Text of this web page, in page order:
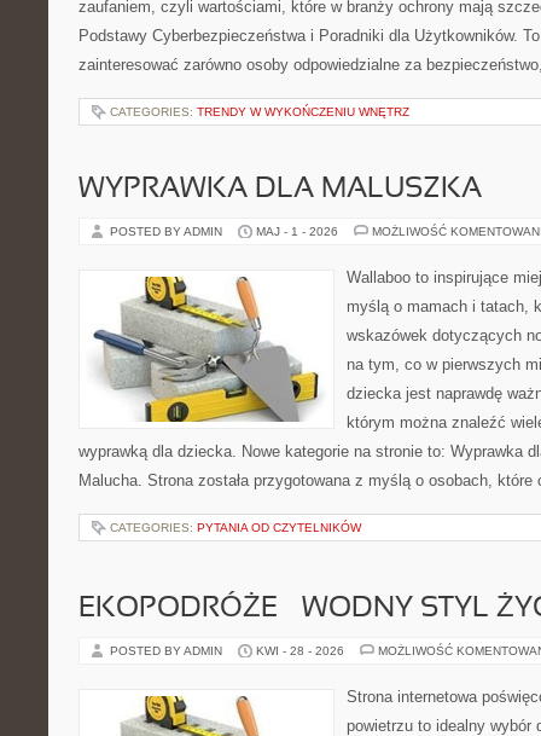
zaufaniem, czyli wartościami, które w branży ochrony mają
Podstawy Cyberbezpieczeństwa i Poradniki dla Użytkowników.
zainteresować zarówno osoby odpowiedzialne za
CATEGORIES: TRENDY W WYKOŃCZENIU WNĘTRZ
WYPRAWKA DLA MALUSZKA
POSTED BY ADMIN MAJ - 1 - 2026 MOŻLIWOŚĆ
Wallaboo to inspirujące
myślą o mamach i tatach,
wskazówek dotyczących
na tym, co w pierwszych
dziecka jest naprawdę
którym można znaleźć
wyprawką dla dziecka. Nowe kategorie na stronie to: Wyprawka
Malucha. Strona została przygotowana z myślą o osobach,
CATEGORIES: PYTANIA OD CZYTELNIKÓW
EKOPODRÓŻE – WODNY STYL
POSTED BY ADMIN KWI - 28 - 2026 MOŻLIWOŚĆ
Strona internetowa
powietrzu to idealny wybór